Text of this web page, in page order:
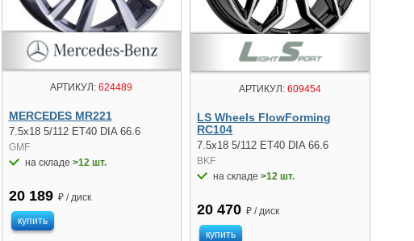
АРТИКУЛ: 624489
MERCEDES MR221
7.5x18 5/112 ET40 DIA 66.6
GMF
на складе >12 шт.
20 189 ₽ / диск
купить
АРТИКУЛ: 609454
LS Wheels FlowForming
RC104
7.5x18 5/112 ET40 DIA 66.6
BKF
на складе>12 шт.
20 470 ₽ / диск
купить